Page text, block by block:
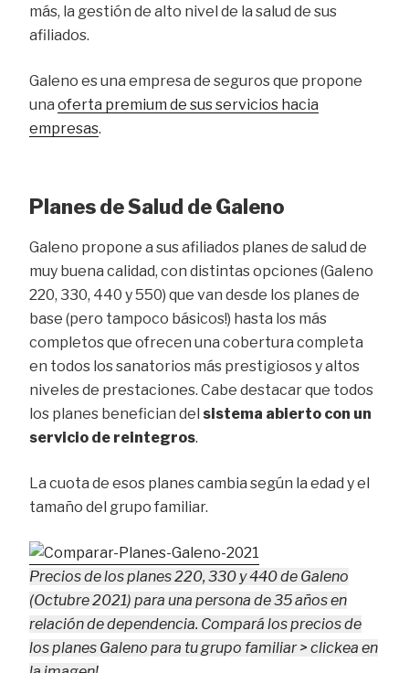
más, la gestión de alto nivel de la salud de sus
afiliados.
Galeno es una empresa de seguros que propone
una oferta premium de sus servicios hacia
empresas.
Planes de Salud de Galeno
Galeno propone a sus afiliados planes de salud de
muy buena calidad, con distintas opciones (Galeno
220, 330, 440 y 550) que van desde los planes de
base (pero tampoco básicos!) hasta los más
completos que ofrecen una cobertura completa
en todos los sanatorios más prestigiosos y altos
niveles de prestaciones. Cabe destacar que todos
los planes benefician del sistema abierto con un
servicio de reintegros.
La cuota de esos planes cambia según la edad y el
tamaño del grupo familiar.
Precios de los planes 220, 330 y 440 de Galeno
(Octubre 2021) para una persona de 35 años en
relación de dependencia. Compará los precios de
los planes Galeno para tu grupo familiar > clickea en